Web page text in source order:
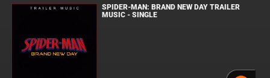
SPIDER-MAN: BRAND NEW DAY TRAILER
MUSIC - SINGLE